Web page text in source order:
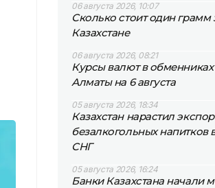
06 августа 2026, 10:07
Сколько стоит один грамм
Казахстане
06 августа 2026, 08:21
Курсы валют в
Алматы на 6 августа
05 августа 2026, 18:34
Казахстан нарастил
безалкогольных напитков
СНГ
05 августа 2026, 16:24
Банки Казахстана начали